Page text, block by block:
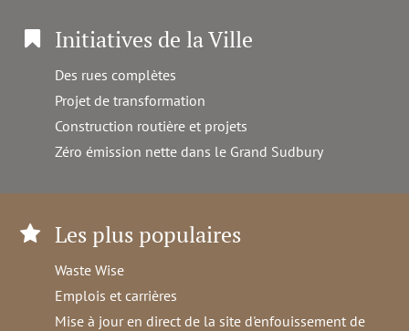
Initiatives de la Ville
Des rues complètes
Projet de transformation
Construction routière et projets
Zéro émission nette dans le Grand Sudbury
Les plus populaires
Waste Wise
Emplois et carrières
Mise à jour en direct de la site d'enfouissement de